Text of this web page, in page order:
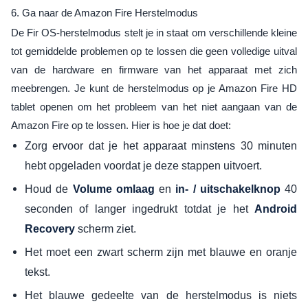
6. Ga naar de Amazon Fire Herstelmodus
De Fir OS-herstelmodus stelt je in staat om verschillende kleine
tot gemiddelde problemen op te lossen die geen volledige uitval
van de hardware en firmware van het apparaat met zich
meebrengen. Je kunt de herstelmodus op je Amazon Fire HD
tablet openen om het probleem van het niet aangaan van de
Amazon Fire op te lossen. Hier is hoe je dat doet:
Zorg ervoor dat je het apparaat minstens 30 minuten
hebt opgeladen voordat je deze stappen uitvoert.
Houd de Volume omlaag en in- / uitschakelknop 40
seconden of langer ingedrukt totdat je het Android
Recovery scherm ziet.
Het moet een zwart scherm zijn met blauwe en oranje
tekst.
Het blauwe gedeelte van de herstelmodus is niets